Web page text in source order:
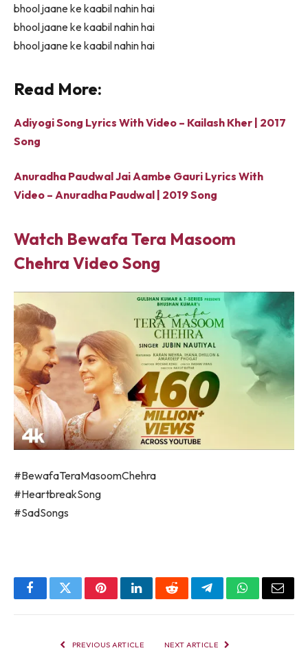
bhool jaane ke kaabil nahin hai
bhool jaane ke kaabil nahin hai
bhool jaane ke kaabil nahin hai
Read More:
Adiyogi Song Lyrics With Video – Kailash Kher | 2017
Song
Anuradha Paudwal Jai Aambe Gauri Lyrics With
Video – Anuradha Paudwal | 2019 Song
Watch Bewafa Tera Masoom
Chehra Video Song
#BewafaTeraMasoomChehra
#HeartbreakSong
#SadSongs
FacebookTwitterPinterestLinkedInRedditTelegramWhatsApp
Email
PREVIOUS ARTICLE NEXT ARTICLE